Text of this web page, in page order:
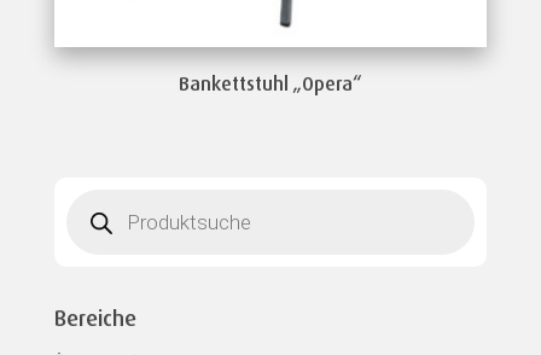
Bankettstuhl „Opera“
search
Bereiche